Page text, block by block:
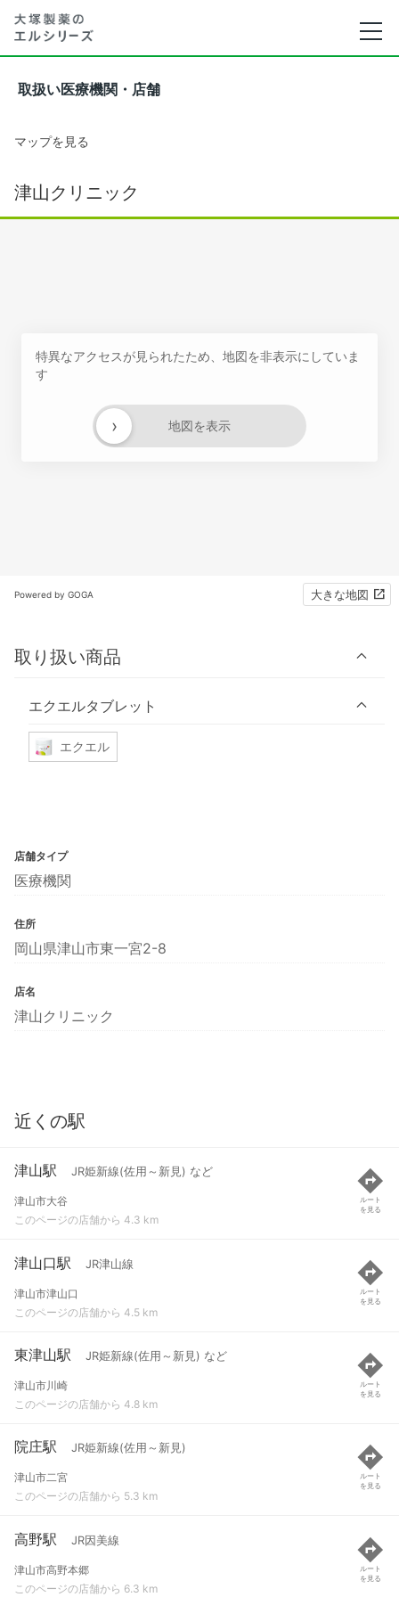
取扱い医療機関・店舗
マップを見る
津山クリニック
特異なアクセスが見られたため、地図を非表示にしていま
す
地図を表示
›
Powered by GOGA 大きな地図
取り扱い商品
エクエルタブレット
エクエル
店舗タイプ
医療機関
住所
岡山県津山市東一宮2-8
店名
津山クリニック
近くの駅
津山駅 JR姫新線(佐用～新見) など
津山市大谷
このページの店舗から 4.3 km
ルート
を見る
津山口駅 JR津山線
津山市津山口
このページの店舗から 4.5 km
ルート
を見る
東津山駅 JR姫新線(佐用～新見) など
津山市川崎
このページの店舗から 4.8 km
ルート
を見る
院庄駅 JR姫新線(佐用～新見)
津山市二宮
このページの店舗から 5.3 km
ルート
を見る
高野駅 JR因美線
津山市高野本郷
このページの店舗から 6.3 km
ルート
を見る